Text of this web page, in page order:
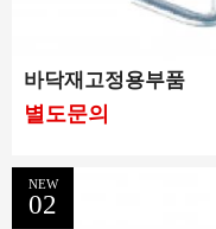
바닥재고정용부품
별도문의
NEW
02